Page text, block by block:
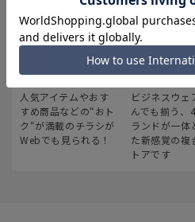
最新のお買い得情報
人気アイテムやおす
すめ商品などの“おト
ク“が満載のチラシが
Webでも見られる！
スーツス
ビジネスウェ
んでも揃う、
ランドが一体
た新感覚の複
トアです